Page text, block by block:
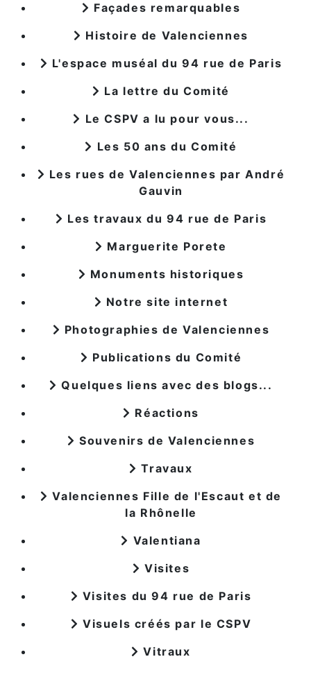
Façades remarquables
Histoire de Valenciennes
L'espace muséal du 94 rue de Paris
La lettre du Comité
Le CSPV a lu pour vous...
Les 50 ans du Comité
Les rues de Valenciennes par André
Gauvin
Les travaux du 94 rue de Paris
Marguerite Porete
Monuments historiques
Notre site internet
Photographies de Valenciennes
Publications du Comité
Quelques liens avec des blogs...
Réactions
Souvenirs de Valenciennes
Travaux
Valenciennes Fille de l'Escaut et de
la Rhônelle
Valentiana
Visites
Visites du 94 rue de Paris
Visuels créés par le CSPV
Vitraux